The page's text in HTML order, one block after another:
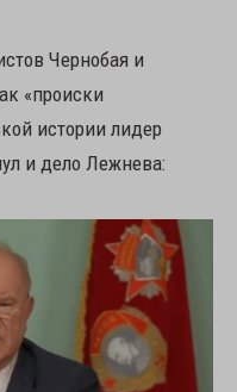
Чернобая и
«происки
истории лидер
и дело Лежнева: